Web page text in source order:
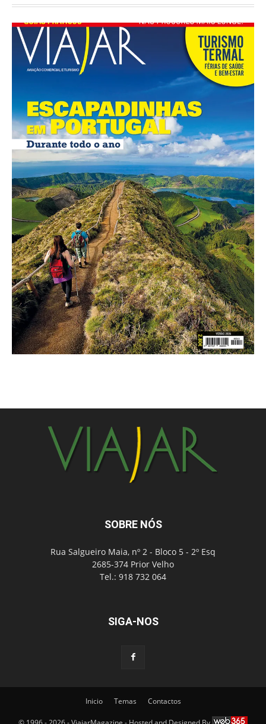
SOBRE NÓS
Rua Salgueiro Maia, nº 2 - Bloco 5 - 2º Esq
2685-374 Prior Velho
Tel.: 918 732 064
SIGA-NOS
Inicio Temas Contactos